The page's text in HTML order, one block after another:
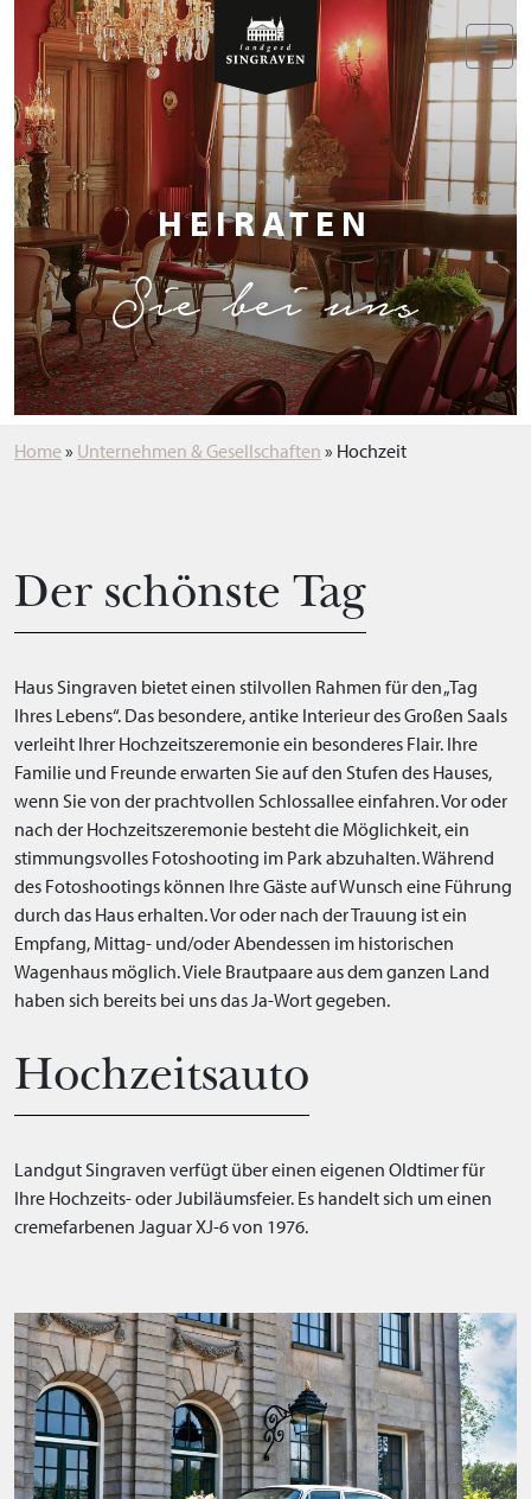
HEIRATEN
Sie bei uns
Home» Unternehmen & Gesellschaften » Hochzeit
Der schönste Tag
Haus Singraven bietet einen stilvollen Rahmen für den „Tag
Ihres Lebens“. Das besondere, antike Interieur des Großen Saals
verleiht Ihrer Hochzeitszeremonie ein besonderes Flair. Ihre
Familie und Freunde erwarten Sie auf den Stufen des Hauses,
wenn Sie von der prachtvollen Schlossallee einfahren. Vor oder
nach der Hochzeitszeremonie besteht die Möglichkeit, ein
stimmungsvolles Fotoshooting im Park abzuhalten. Während
des Fotoshootings können Ihre Gäste auf Wunsch eine Führung
durch das Haus erhalten. Vor oder nach der Trauung ist ein
Empfang, Mittag- und/oder Abendessen im historischen
Wagenhaus möglich. Viele Brautpaare aus dem ganzen Land
haben sich bereits bei uns das Ja-Wort gegeben.
Hochzeitsauto
Landgut Singraven verfügt über einen eigenen Oldtimer für
Ihre Hochzeits- oder Jubiläumsfeier. Es handelt sich um einen
cremefarbenen Jaguar XJ-6 von 1976.